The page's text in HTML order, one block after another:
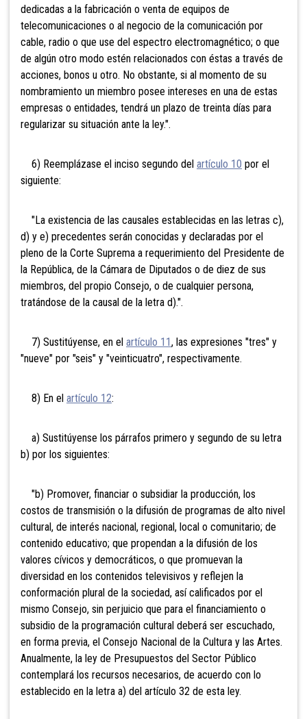
dedicadas a la fabricación o venta de equipos de
telecomunicaciones o al negocio de la comunicación por
cable, radio o que use del espectro electromagnético; o que
de algún otro modo estén relacionados con éstas a través de
acciones, bonos u otro. No obstante, si al momento de su
nombramiento un miembro posee intereses en una de estas
empresas o entidades, tendrá un plazo de treinta días para
regularizar su situación ante la ley.".
6) Reemplázase el inciso segundo del artículo 10 por el
siguiente:
"La existencia de las causales establecidas en las letras c),
d) y e) precedentes serán conocidas y declaradas por el
pleno de la Corte Suprema a requerimiento del Presidente de
la República, de la Cámara de Diputados o de diez de sus
miembros, del propio Consejo, o de cualquier persona,
tratándose de la causal de la letra d).".
7) Sustitúyense, en el artículo 11, las expresiones "tres" y
"nueve" por "seis" y "veinticuatro", respectivamente.
8) En el artículo 12:
a) Sustitúyense los párrafos primero y segundo de su letra
b) por los siguientes:
"b) Promover, financiar o subsidiar la producción, los
costos de transmisión o la difusión de programas de alto nivel
cultural, de interés nacional, regional, local o comunitario; de
contenido educativo; que propendan a la difusión de los
valores cívicos y democráticos, o que promuevan la
diversidad en los contenidos televisivos y reflejen la
conformación plural de la sociedad, así calificados por el
mismo Consejo, sin perjuicio que para el financiamiento o
subsidio de la programación cultural deberá ser escuchado,
en forma previa, el Consejo Nacional de la Cultura y las Artes.
Anualmente, la ley de Presupuestos del Sector Público
contemplará los recursos necesarios, de acuerdo con lo
establecido en la letra a) del artículo 32 de esta ley.